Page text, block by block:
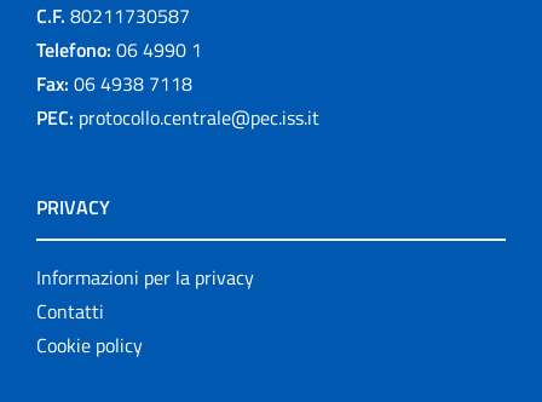
C.F. 80211730587
Telefono: 06 4990 1
Fax: 06 4938 7118
PEC: protocollo.centrale@pec.iss.it
PRIVACY
Informazioni per la privacy
Contatti
Cookie policy